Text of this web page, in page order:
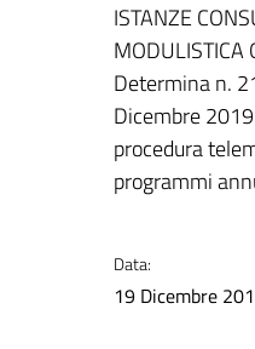
ISTANZE
MODULISTICA
Determina n.
Dicembre
procedura
programmi
Data:
19 Dicembre